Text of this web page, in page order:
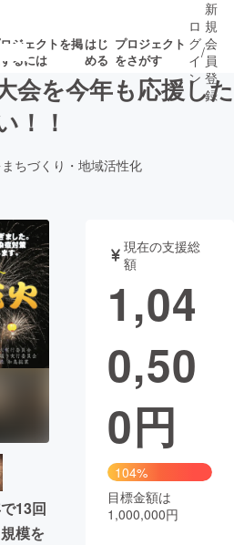
ジェクトを掲
るには
はじ
める
プロジェクト
をさがす
募集終了が近いプ
ロジェクト
音楽
ジェット ゲーム・サ
活性化
Good
CAMPFIRE Creation
納税machi-ya コミュニティ
ロ
グ
イ
ン
/
新
規
会
員
登
録
会を今年も応援した
！！
まちづくり・地域活性化
13回
模を
現在の支援総
額
1,04
0,50
0円
104%
目標金額は
1,000,000円